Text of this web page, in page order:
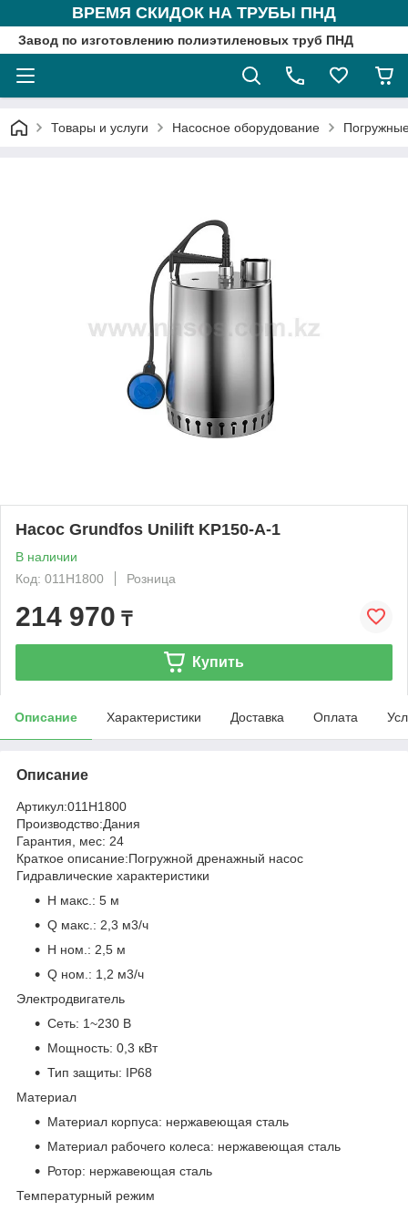
ВРЕМЯ СКИДОК НА ТРУБЫ ПНД
Завод по изготовлению полиэтиленовых труб ПНД
Товары и услуги Насосное оборудование
Насос Grundfos Unilift KP150-A-1
В наличии
Код: 011H1800
Розница
214 970 ₸
Купить
Описание Характеристики Доставка Оплата
Описание
Артикул:011H1800
Производство:Дания
Гарантия, мес: 24
Краткое описание:Погружной дренажный насос
Гидравлические характеристики
H макс.: 5 м
Q макс.: 2,3 м3/ч
H ном.: 2,5 м
Q ном.: 1,2 м3/ч
Электродвигатель
Сеть: 1~230 В
Мощность: 0,3 кВт
Тип защиты: IP68
Материал
Материал корпуса: нержавеющая сталь
Материал рабочего колеса: нержавеющая сталь
Ротор: нержавеющая сталь
Температурный режим